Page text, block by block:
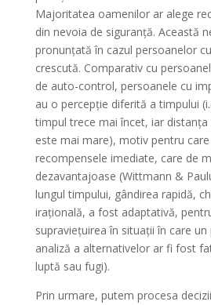
Majoritatea oamenilor ar alege
din nevoia de siguranță. Această
pronunțată în cazul persoanelor
crescută. Comparativ cu
de auto-control, persoanele cu
au o percepție diferită a timpului
timpul trece mai încet, iar
este mai mare), motiv pentru
recompensele imediate, care de
dezavantajoase (Wittmann &
lungul timpului, gândirea rapidă,
irațională, a fost adaptativă,
supraviețuirea în situații în care
analiză a alternativelor ar fi fost
luptă sau fugi).
Prin urmare, putem procesa